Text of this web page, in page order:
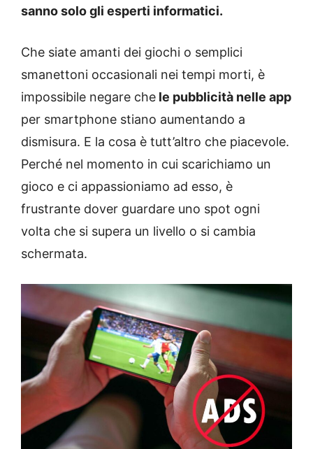
sanno solo gli esperti informatici.
Che siate amanti dei giochi o semplici
smanettoni occasionali nei tempi morti, è
impossibile negare che le pubblicità nelle app
per smartphone stiano aumentando a
dismisura. E la cosa è tutt’altro che piacevole.
Perché nel momento in cui scarichiamo un
gioco e ci appassioniamo ad esso, è
frustrante dover guardare uno spot ogni
volta che si supera un livello o si cambia
schermata.